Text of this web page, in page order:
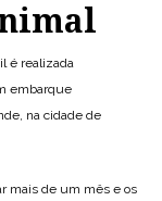
é realizada
embarque
na cidade de
mais de um mês e os